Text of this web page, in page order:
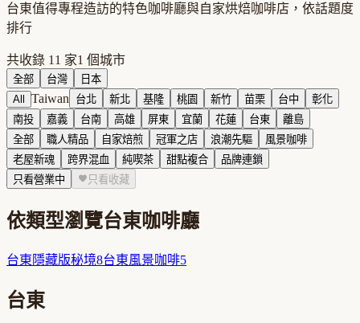
台東值得專程造訪的特色咖啡廳與自家烘焙咖啡店，依話題度
排行
共收錄 11 家1 個城市
全部 台灣
日本
All
Taiwan 台北 新北 基隆 桃園 新竹 苗栗 台中
彰化
南投
嘉義 台南 高雄 屏東 宜蘭 花蓮 台東
離島
全部
職人精品 自家焙煎 冠軍之店 浪潮先驅
風景咖啡
老屋新魂
跨界混血 純喫茶 甜點複合
品牌連鎖
只看營業中
只看收藏
依類型瀏覽台東咖啡廳
台東隱藏版秘境8台東風景咖啡5
台東